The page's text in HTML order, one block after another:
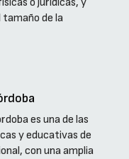
tamaño de la
es una de las
y educativas de
con una amplia